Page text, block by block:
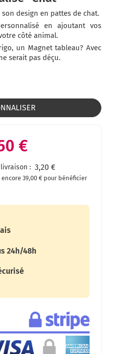
design en pattes de chat.
en ajoutant vos
côté animal.
un Magnet tableau? Avec
serait pas déçu.
€
: 3,20 €
encore 39,00 € pour bénéficier
24h/48h